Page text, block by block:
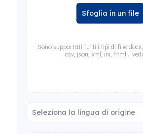
Sfoglia in un file
Sono supportati tutti i tipi di file: docx,
csv, json, xml, ini, html...
Seleziona la lingua di origine